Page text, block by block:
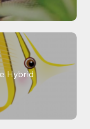
Hybrid